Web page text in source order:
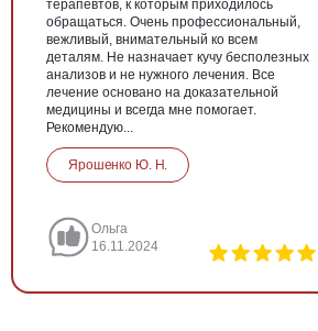
терапевтов, к которым приходилось
обращаться. Очень профессиональный,
вежливый, внимательный ко всем
деталям. Не назначает кучу бесполезных
анализов и не нужного лечения. Все
лечение основано на доказательной
медицины и всегда мне помогает.
Рекомендую...
Ярошенко Ю. Н.
Ольга
16.11.2024